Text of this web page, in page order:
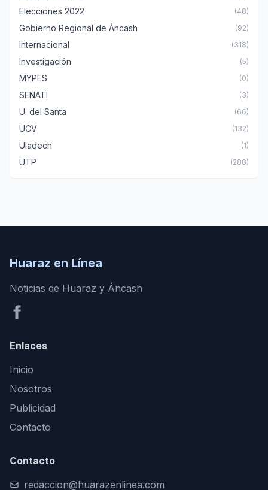
Elecciones 2022 (48)
Gobierno Regional de Áncash (92)
Internacional (318)
Investigación (5)
MYPES (0)
SENATI (3)
U. del Santa (66)
UCV (132)
Uladech (1)
UTP (288)
Huaraz en Línea
Noticias de Huaraz y Áncash
Enlaces
Inicio
Nosotros
Publicidad
Contacto
Contacto
redaccion@huarazenlinea.com